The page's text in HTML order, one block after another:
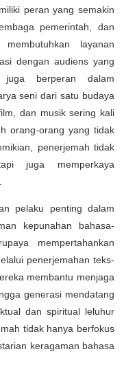
peran yang semakin
pemerintah, dan
layanan
dengan audiens yang
berperan dalam
seni dari satu budaya
dan musik sering kali
orang-orang yang tidak
penerjemah tidak
juga memperkaya
pelaku penting dalam
kepunahan bahasa-
mempertahankan
penerjemahan teks-
membantu menjaga
generasi mendatang
dan spiritual leluhur
tidak hanya berfokus
keragaman bahasa